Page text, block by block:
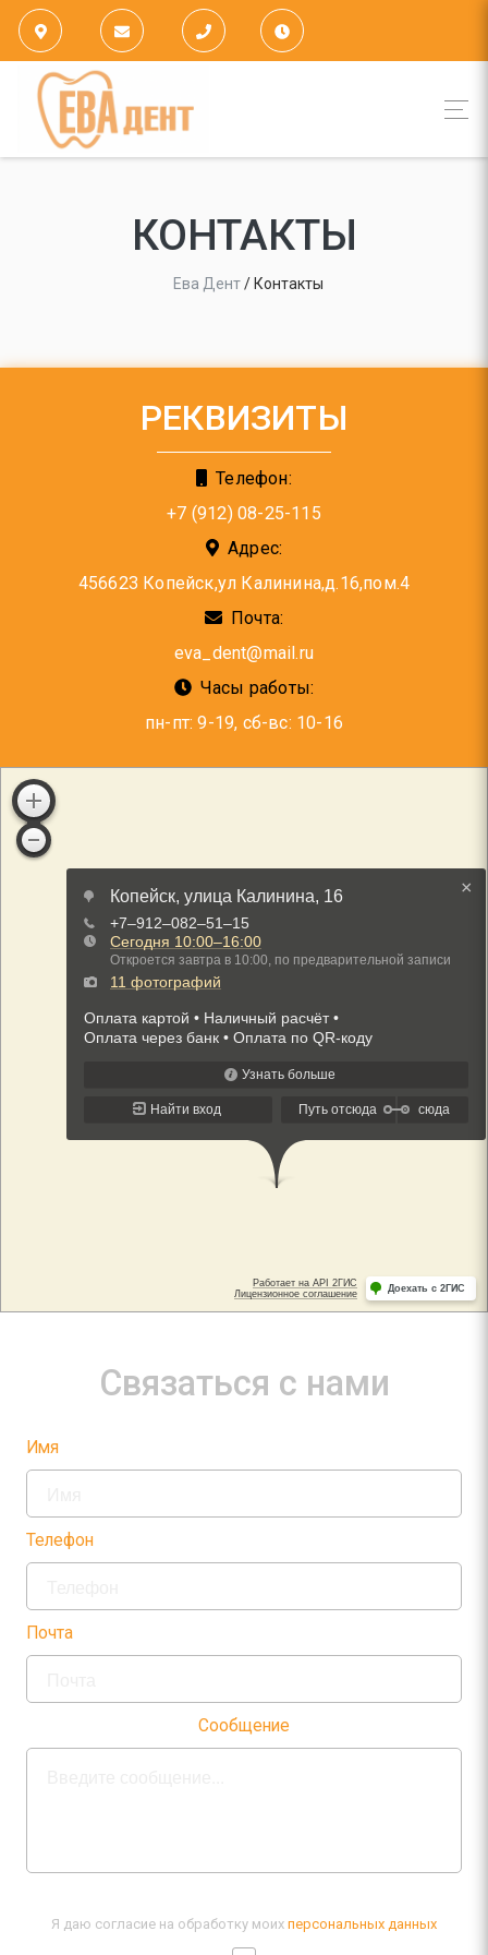
КОНТАКТЫ
Ева Дент/ Контакты
РЕКВИЗИТЫ
Телефон:
+7 (912) 08-25-115
Адрес:
456623 Копейск,ул Калинина,д.16,пом.4
Почта:
eva_dent@mail.ru
Часы работы:
пн-пт: 9-19, cб-вс: 10-16
Связаться с нами
Имя
Телефон
Почта
Сообщение
Я даю согласие на обработку моих персональных данных